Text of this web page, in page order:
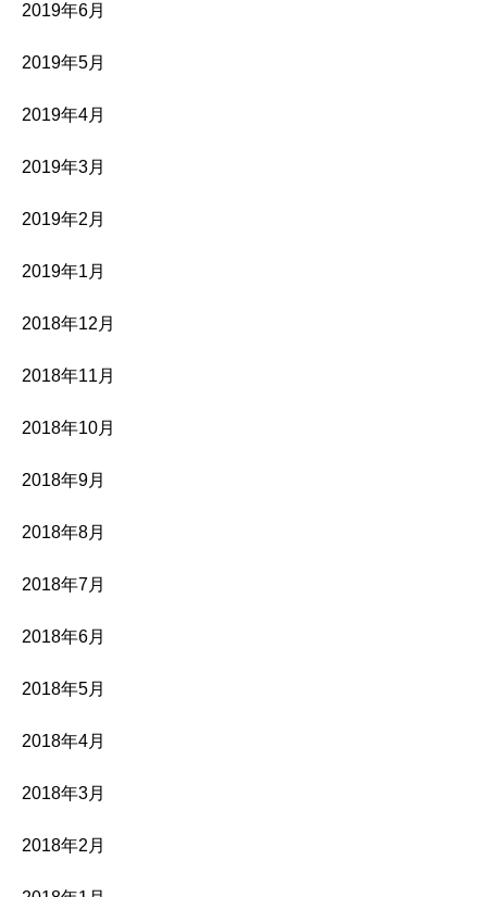
2019年6月
2019年5月
2019年4月
2019年3月
2019年2月
2019年1月
2018年12月
2018年11月
2018年10月
2018年9月
2018年8月
2018年7月
2018年6月
2018年5月
2018年4月
2018年3月
2018年2月